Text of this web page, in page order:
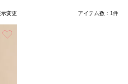
示変更 アイテム数： 1件